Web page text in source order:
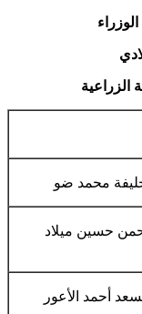
محمد ضو
حسين ميلاد
أحمد الأعور